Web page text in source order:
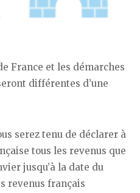
France et les démarches
différentes d’une
serez tenu de déclarer à
tous les revenus que
jusqu’à la date du
revenus français